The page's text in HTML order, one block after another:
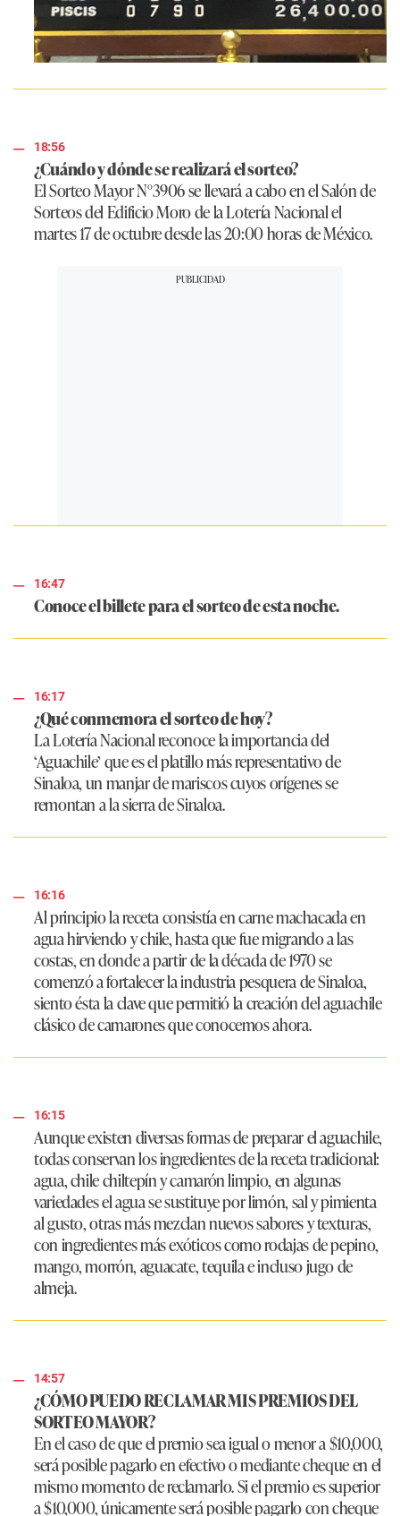
18:56
¿Cuándo y dónde se realizará el sorteo?
El Sorteo Mayor N°3906 se llevará a cabo en el Salón de
Sorteos del Edificio Moro de la Lotería Nacional el
martes 17 de octubre desde las 20:00 horas de México.
16:47
Conoce el billete para el sorteo de esta noche.
16:17
¿Qué conmemora el sorteo de hoy?
La Lotería Nacional reconoce la importancia del
‘Aguachile’ que es el platillo más representativo de
Sinaloa, un manjar de mariscos cuyos orígenes se
remontan a la sierra de Sinaloa.
16:16
Al principio la receta consistía en carne machacada en
agua hirviendo y chile, hasta que fue migrando a las
costas, en donde a partir de la década de 1970 se
comenzó a fortalecer la industria pesquera de Sinaloa,
siento ésta la clave que permitió la creación del aguachile
clásico de camarones que conocemos ahora.
16:15
Aunque existen diversas formas de preparar el aguachile,
todas conservan los ingredientes de la receta tradicional:
agua, chile chiltepín y camarón limpio, en algunas
variedades el agua se sustituye por limón, sal y pimienta
al gusto, otras más mezclan nuevos sabores y texturas,
con ingredientes más exóticos como rodajas de pepino,
mango, morrón, aguacate, tequila e incluso jugo de
almeja.
14:57
¿CÓMO PUEDO RECLAMAR MIS PREMIOS DEL
SORTEO MAYOR?
En el caso de que el premio sea igual o menor a $10,000,
será posible pagarlo en efectivo o mediante cheque en el
mismo momento de reclamarlo. Si el premio es superior
a $10,000, únicamente será posible pagarlo con cheque